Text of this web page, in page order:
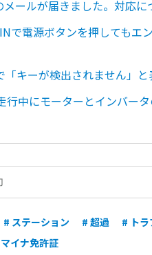
ールが届きました。対応に
で電源ボタンを押してもエ
「キーが検出されません」
行中にモーターとインバー
# ステーション # 超過 # トラ
イナ免許証